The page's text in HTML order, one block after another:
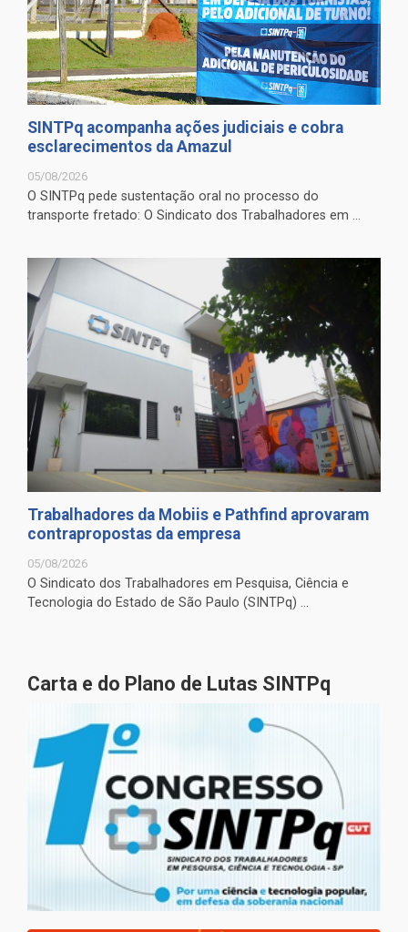
SINTPq acompanha ações judiciais e cobra
esclarecimentos da Amazul
05/08/2026
O SINTPq pede sustentação oral no processo do
transporte fretado: O Sindicato dos Trabalhadores em ...
Trabalhadores da Mobiis e Pathfind aprovaram
contrapropostas da empresa
05/08/2026
O Sindicato dos Trabalhadores em Pesquisa, Ciência e
Tecnologia do Estado de São Paulo (SINTPq) ...
Carta e do Plano de Lutas SINTPq